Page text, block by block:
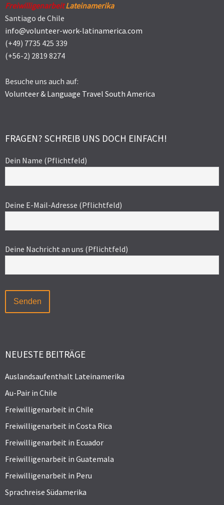
FreiwilligenarbeitLateinamerika
Santiago de Chile
info@volunteer-work-latinamerica.com
(+49) 7735 425 339
(+56-2) 2819 8274
Besuche uns auch auf:
Volunteer & Language Travel South America
FRAGEN? SCHREIB UNS DOCH EINFACH!
Dein Name (Pflichtfeld)
Deine E-Mail-Adresse (Pflichtfeld)
Deine Nachricht an uns (Pflichtfeld)
NEUESTE BEITRÄGE
Auslandsaufenthalt Lateinamerika
Au-Pair in Chile
Freiwilligenarbeit in Chile
Freiwilligenarbeit in Costa Rica
Freiwilligenarbeit in Ecuador
Freiwilligenarbeit in Guatemala
Freiwilligenarbeit in Peru
Sprachreise Südamerika